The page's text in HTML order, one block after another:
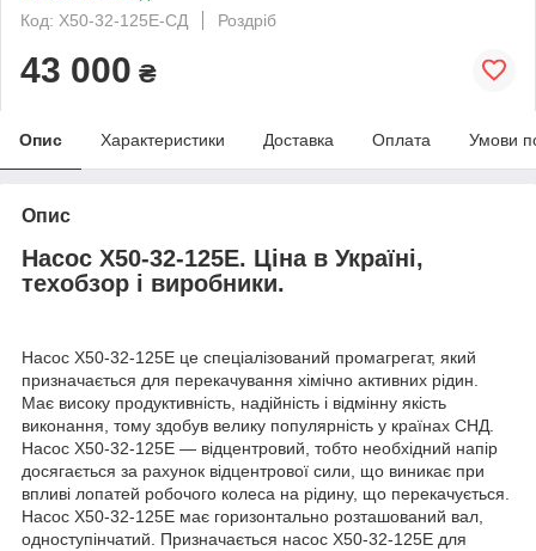
Код: Х50-32-125Е-СД
Роздріб
43 000 ₴
Опис Характеристики Доставка Оплата Умови
Опис
Насос Х50-32-125Е. Ціна в Україні,
техобзор і виробники.
Насос Х50-32-125Е це спеціалізований промагрегат, який
призначається для перекачування хімічно активних рідин.
Має високу продуктивність, надійність і відмінну якість
виконання, тому здобув велику популярність у країнах СНД.
Насос Х50-32-125Е ― відцентровий, тобто необхідний напір
досягається за рахунок відцентрової сили, що виникає при
впливі лопатей робочого колеса на рідину, що перекачується.
Насос Х50-32-125Е має горизонтально розташований вал,
одноступінчатий. Призначається насос Х50-32-125Е для